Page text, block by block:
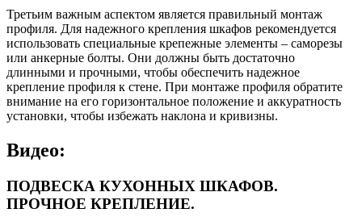
Третьим важным аспектом является правильный монтаж
профиля. Для надежного крепления шкафов рекомендуется
использовать специальные крепежные элементы – саморезы
или анкерные болты. Они должны быть достаточно
длинными и прочными, чтобы обеспечить надежное
крепление профиля к стене. При монтаже профиля обратите
внимание на его горизонтальное положение и аккуратность
установки, чтобы избежать наклона и кривизны.
Видео:
ПОДВЕСКА КУХОННЫХ ШКАФОВ.
ПРОЧНОЕ КРЕПЛЕНИЕ.